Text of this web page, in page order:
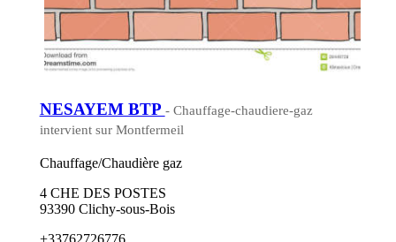
NESAYEM BTP - Chauffage-chaudiere-gaz
intervient sur Montfermeil
Chauffage/Chaudière gaz
4 CHE DES POSTES
93390 Clichy-sous-Bois
+33762726776